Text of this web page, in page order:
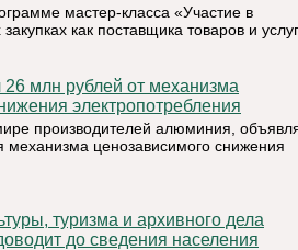
мастер-класса «Участие в
как поставщика товаров и
электропотребления
производителей алюминия,
ценозависимого снижения
до сведения населения